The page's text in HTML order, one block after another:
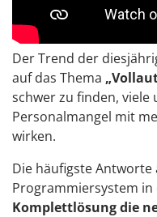
Der Trend der
auf das Thema
schwer zu finden,
Personalmangel mit
wirken.
Die häufigste Antworte
Programmiersystem in
Komplettlösung die